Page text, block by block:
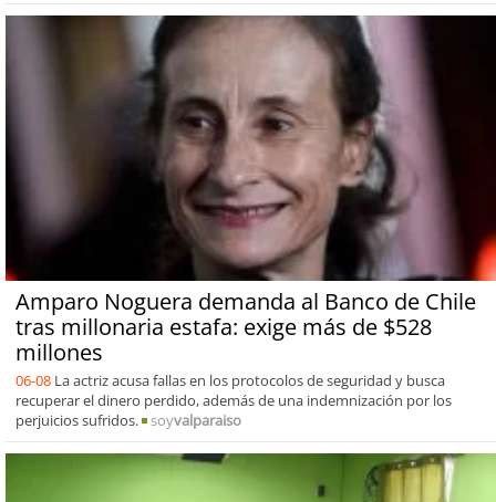
Amparo Noguera demanda al Banco de Chile
tras millonaria estafa: exige más de $528
millones
06-08 La actriz acusa fallas en los protocolos de seguridad y busca
recuperar el dinero perdido, además de una indemnización por los
perjuicios sufridos.
soyvalparaiso